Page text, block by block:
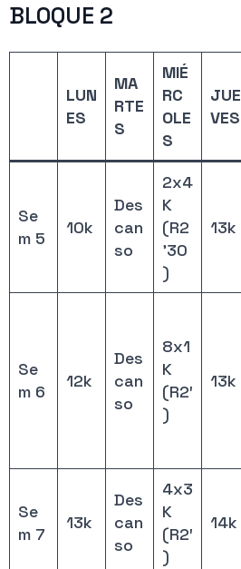
BLOQUE 2
LUN
ES
MA
RTE
S
MIÉ
RC
OLE
S
JUE
VES
Se
m 5
10k
Des
can
so
2x4
K
(R2
’30
)
13k
Se
m 6
12k
Des
can
so
8x1
K
(R2′
)
13k
Se
m 7
13k
Des
can
so
4x3
K
(R2′
)
14k